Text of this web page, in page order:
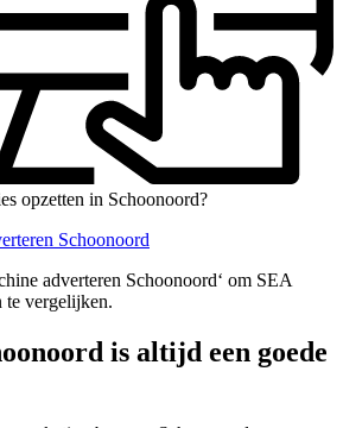
opzetten in Schoonoord?
Schoonoord
adverteren Schoonoord‘ om SEA
te vergelijken.
is altijd een goede